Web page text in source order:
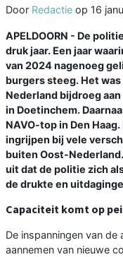
Door Redactie op 16
APELDOORN - De
druk jaar. Een jaar
van 2024 nagenoeg
burgers steeg. Het
Nederland bijdroeg
in Doetinchem.
NAVO-top in Den
ingrijpen bij vele
buiten Oost-
uit dat de politie zich
de drukte en
Capaciteit komt op
De inspanningen van
aannemen van nieuwe